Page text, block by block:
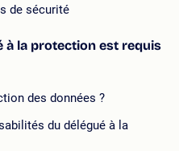
de sécurité
à la protection est requis
des données ?
du délégué à la